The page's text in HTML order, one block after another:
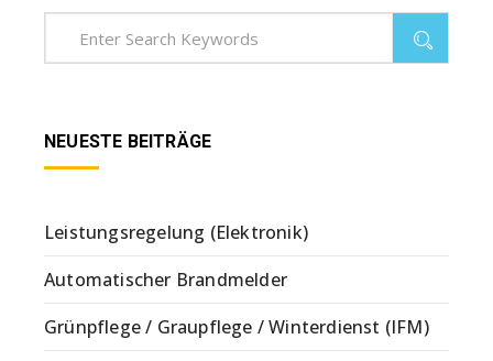
NEUESTE BEITRÄGE
Leistungsregelung (Elektronik)
Automatischer Brandmelder
Grünpflege / Graupflege / Winterdienst (IFM)